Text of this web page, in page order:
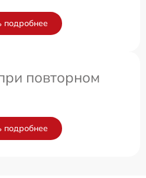
подробнее
повторном
подробнее